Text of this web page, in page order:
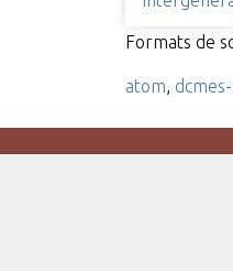
Formats de
atom